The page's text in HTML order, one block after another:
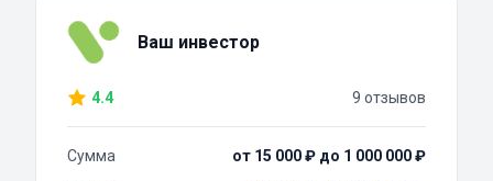
Ваш инвестор
4.4 9 отзывов
Сумма
от 15 000 ₽ до 1 000 000 ₽